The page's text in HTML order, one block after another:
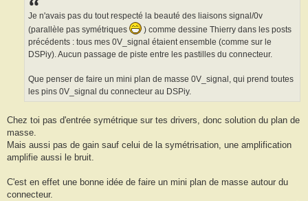
Je n'avais pas du tout respecté la beauté des liaisons signal/0v
(parallèle pas symétriques
) comme dessine Thierry dans les posts
précédents : tous mes 0V_signal étaient ensemble (comme sur le
DSPiy). Aucun passage de piste entre les pastilles du connecteur.
Que penser de faire un mini plan de masse 0V_signal, qui prend toutes
les pins 0V_signal du connecteur au DSPiy.
Chez toi pas d'entrée symétrique sur tes drivers, donc solution du plan de
masse.
Mais aussi pas de gain sauf celui de la symétrisation, une amplification
amplifie aussi le bruit.
C'est en effet une bonne idée de faire un mini plan de masse autour du
connecteur.